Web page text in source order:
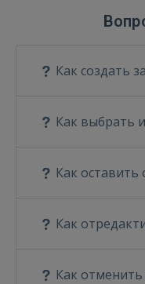
Как создать
Как выбрать
Как оставить
Как
Как отменить